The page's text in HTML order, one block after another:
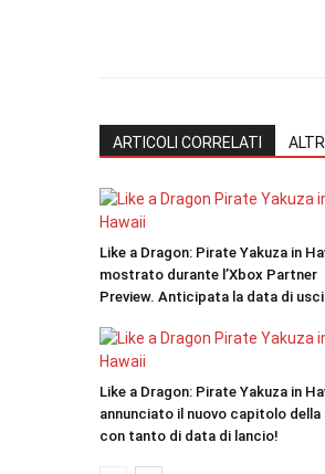
ARTICOLI CORRELATI
Like a Dragon: Pirate Yakuza in
mostrato durante l’Xbox Partner
Preview. Anticipata la data di
Like a Dragon: Pirate Yakuza in
annunciato il nuovo capitolo della
con tanto di data di lancio!